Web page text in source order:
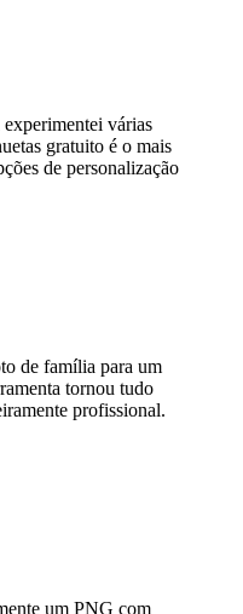
várias
gratuito é o mais
de personalização
de família para um
tornou tudo
profissional.
um PNG com